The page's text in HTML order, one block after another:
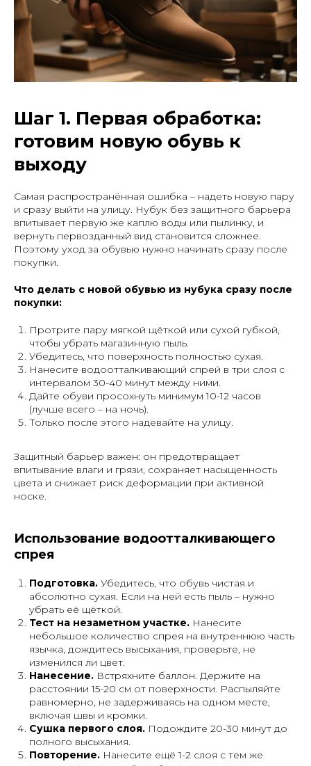
Шаг 1. Первая обработка:
готовим новую обувь к
выходу
Самая распространённая ошибка – надеть новую пару
и сразу выйти на улицу. Нубук без защитного барьера
впитывает первую же каплю воды или пылинку, и
вернуть первозданный вид становится сложнее.
Поэтому уход за обувью нужно начинать сразу после
покупки.
Что делать с новой обувью из нубука сразу после
покупки:
Протрите пару мягкой щёткой или сухой губкой,
чтобы убрать магазинную пыль.
Убедитесь, что поверхность полностью сухая.
Нанесите водоотталкивающий спрей в три слоя с
интервалом 30-40 минут между ними.
Дайте обуви просохнуть минимум 10-12 часов
(лучше всего – на ночь).
Только после этого надевайте на улицу.
Защитный барьер важен: он предотвращает
впитывание влаги и грязи, сохраняет насыщенность
цвета и снижает риск деформации при активной
носке.
Использование водоотталкивающего
спрея
Подготовка. Убедитесь, что обувь чистая и
абсолютно сухая. Если на ней есть пыль – нужно
убрать её щёткой.
Тест на незаметном участке. Нанесите
небольшое количество спрея на внутреннюю часть
язычка, дождитесь высыхания, проверьте, не
изменился ли цвет.
Нанесение. Встряхните баллон. Держите на
расстоянии 15-20 см от поверхности. Распыляйте
равномерно, не задерживаясь на одном месте,
включая швы и кромки.
Сушка первого слоя. Подождите 20-30 минут до
полного высыхания.
Повторение. Нанесите ещё 1-2 слоя с тем же